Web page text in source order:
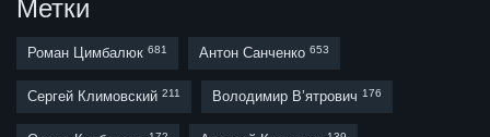
Метки
Роман Цимбалюк 681 Антон Санченко 653
Сергей Климовский 211 Володимир В’ятрович 176